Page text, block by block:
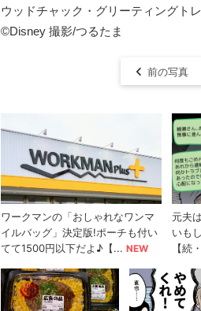
ウッドチャック・グリーティングト
©Disney 撮影/つるたま
前の写真